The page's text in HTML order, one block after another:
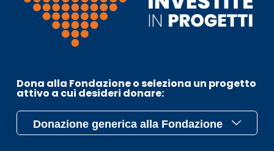
Dona alla Fondazione o seleziona un progetto
attivo a cui desideri donare: